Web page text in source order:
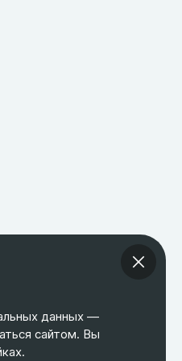
АДРЕС
Москва, Гаражная 8
данных —
сайтом. Вы